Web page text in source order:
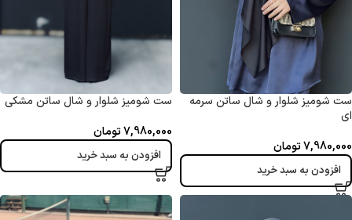
ست شومیز شلوار و شال ساتن سرمه
ای
7,980,000تومان
افزودن به سبد خرید
ست شومیز شلوار و شال ساتن مشکی
7,980,000تومان
افزودن به سبد خرید